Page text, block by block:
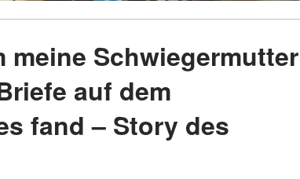
Schwiegermutter
auf dem
fand – Story des